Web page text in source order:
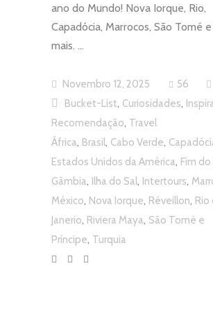
ano do Mundo! Nova Iorque, Rio,
Capadócia, Marrocos, São Tomé
mais.
Novembro 12, 2025 56
Bucket-List, Curiosidades,
Recomendação, Travel
África, Brasil , Cabo Verde,
Estados Unidos da América, Fim do
Gâmbia, Ilha do Sal , Intertours,
México, Nova Iorque, Réveillon, Rio
Janerio, Riviera Maya, São Tomé e
Príncipe, Turquia